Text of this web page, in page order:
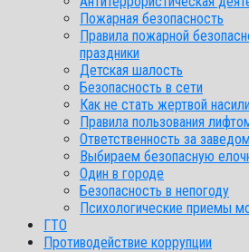
Пожарная безопасность
Правила пожарной
праздники
Детская шалость
Безопасность в сети
Как не стать жертвой
Правила пользования
Ответственность за
Выбираем безопасную
Один в городе
Безопасность в непогоду
Психологические приемы
ГТО
Противодействие коррупции